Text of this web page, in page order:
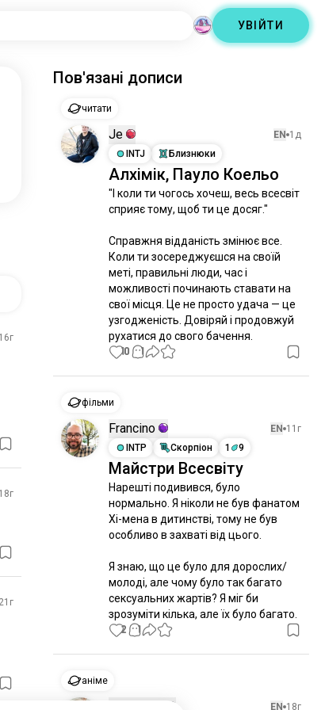
УВІЙТИ
16г
18г
21г
Пов'язані дописи
читати
Je EN 1д
INTJ
Близнюки
Алхімік, Пауло Коельо
"І коли ти чогось хочеш, весь всесвіт
сприяє тому, щоб ти це досяг."
Справжня відданість змінює все.
Коли ти зосереджуєшся на своїй
меті, правильні люди, час і
можливості починають ставати на
свої місця. Це не просто удача — це
узгодженість. Довіряй і продовжуй
рухатися до свого бачення.
10 1
фільми
Francino EN 11г
INTP
Скорпіон 1 9
Майстри Всесвіту
Нарешті подивився, було
нормально. Я ніколи не був фанатом
Хі-мена в дитинстві, тому не був
особливо в захваті від цього.
Я знаю, що це було для дорослих/
молоді, але чому було так багато
сексуальних жартів? Я міг би
зрозуміти кілька, але їх було багато.
2 1
аніме
EN 18г